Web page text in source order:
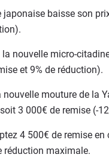
baisse son
la nouvelle micro-
et 9% de réduction).
nouvelle mouture de la
3 000€ de remise (-
4 500€ de remise
réduction maximale.